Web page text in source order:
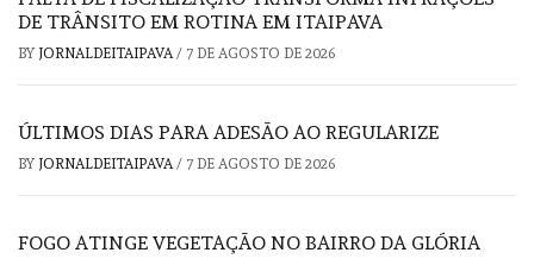
DE TRÂNSITO EM ROTINA EM ITAIPAVA
BY JORNALDEITAIPAVA/ 7 DE AGOSTO DE 2026
ÚLTIMOS DIAS PARA ADESÃO AO REGULARIZE
BY JORNALDEITAIPAVA/ 7 DE AGOSTO DE 2026
FOGO ATINGE VEGETAÇÃO NO BAIRRO DA GLÓRIA